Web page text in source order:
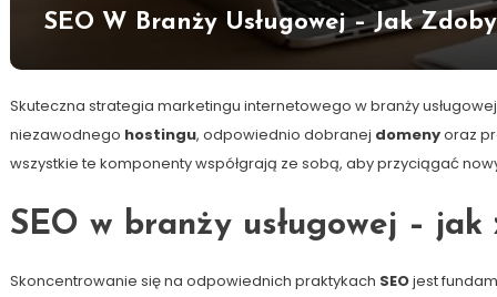
SEO W Branży Usługowej – Jak
Skuteczna strategia marketingu internetowego w branży
niezawodnego hostingu, odpowiednio dobranej domenyoraz
wszystkie te komponenty współgrają ze sobą, aby przyciągać
SEO w branży usługowej – jak
Skoncentrowanie się na odpowiednich praktykach SEOjest